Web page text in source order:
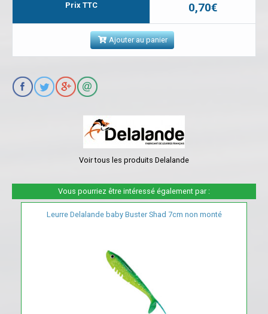
Prix TTC 0,70€
Ajouter au panier
Voir tous les produits Delalande
Vous pourriez être intéressé également par :
Leurre Delalande baby Buster Shad 7cm non monté